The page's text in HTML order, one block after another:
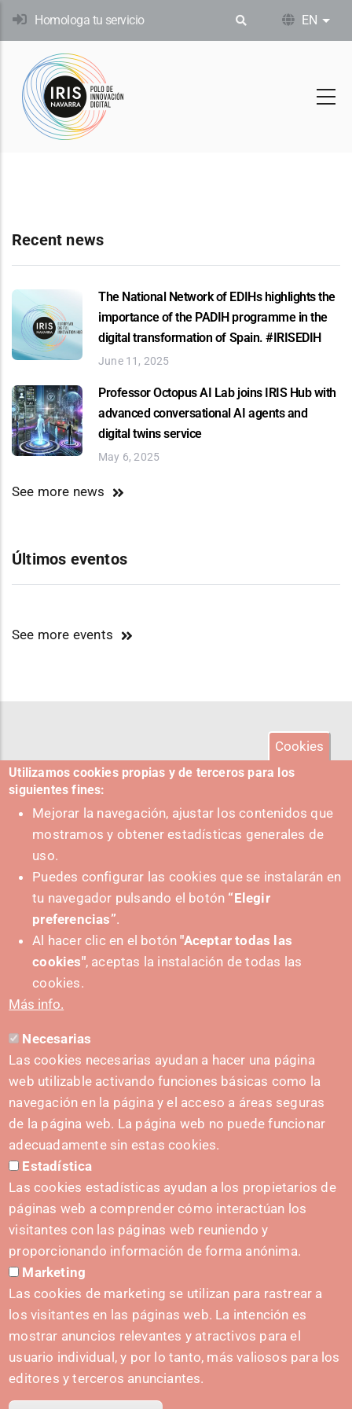
Skip
content
Homologa tu servicio EN List
Recent news
The National Network of EDIHs highlights the
importance of the PADIH programme in the
digital transformation of Spain. #IRISEDIH
June 11, 2025
Professor Octopus AI Lab joins IRIS Hub with
advanced conversational AI agents and
digital twins service
May 6, 2025
See more news
Últimos eventos
See more events
PUSHED FORWARD BY:
CONTACT
hola@irisnavarra.com
(+34) 628 23 12 32
C. del Sadar, 31006 Pamplona
Contact form
Press Kit
INITIATIVES
Navarra Cybersecurity Center
Spain Living Lab
Support for entrepreneurship
Cookies
Utilizamos cookies propias y de terceros para los
siguientes fines:
Mejorar la navegación, ajustar los contenidos que
mostramos y obtener estadísticas generales de
uso.
Puedes configurar las cookies que se instalarán en
tu navegador pulsando el botón “Elegir
preferencias”.
Al hacer clic en el botón"Aceptar todas las
cookies", aceptas la instalación de todas las
cookies.
Más info.
Necesarias
Las cookies necesarias ayudan a hacer una página
web utilizable activando funciones básicas como la
navegación en la página y el acceso a áreas seguras
de la página web. La página web no puede funcionar
adecuadamente sin estas cookies.
Estadística
Las cookies estadísticas ayudan a los propietarios de
páginas web a comprender cómo interactúan los
visitantes con las páginas web reuniendo y
proporcionando información de forma anónima.
Marketing
Las cookies de marketing se utilizan para rastrear a
los visitantes en las páginas web. La intención es
mostrar anuncios relevantes y atractivos para el
usuario individual, y por lo tanto, más valiosos para los
editores y terceros anunciantes.